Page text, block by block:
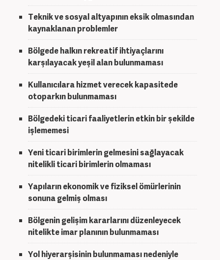
Teknik ve sosyal altyapının eksik olmasından
kaynaklanan problemler
Bölgede halkın rekreatif ihtiyaçlarını
karşılayacak yeşil alan bulunmaması
Kullanıcılara hizmet verecek kapasitede
otoparkın bulunmaması
Bölgedeki ticari faaliyetlerin etkin bir şekilde
işlememesi
Yeni ticari birimlerin gelmesini sağlayacak
nitelikli ticari birimlerin olmaması
Yapıların ekonomik ve fiziksel ömürlerinin
sonuna gelmiş olması
Bölgenin gelişim kararlarını düzenleyecek
nitelikte imar planının bulunmaması
Yol hiyerarşisinin bulunmaması nedeniyle